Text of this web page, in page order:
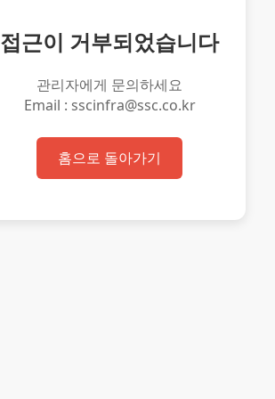
접근이 거부되었습니다
관리자에게 문의하세요
Email : sscinfra@ssc.co.kr
홈으로 돌아가기